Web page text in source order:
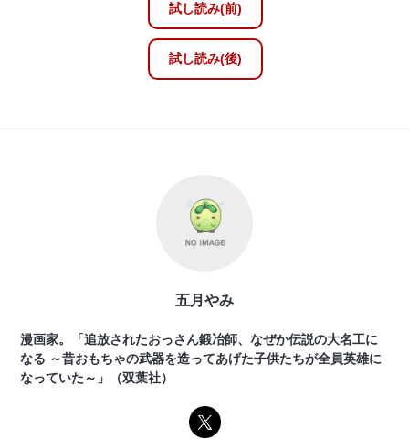
試し読み(前)
試し読み(後)
五月やみ
漫画家。「追放されたおっさん鍛冶師、なぜか伝説の大名工に
なる ～昔おもちゃの武器を造ってあげた子供たちが全員英雄に
なっていた～」（双葉社）